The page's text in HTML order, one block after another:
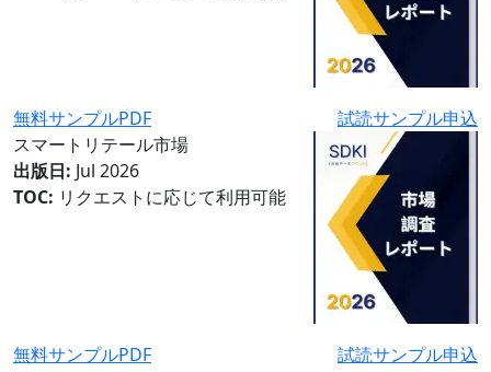
無料サンプルPDF
試読サンプル申込
スマートリテール市場
出版日: Jul 2026
TOC: リクエストに応じて利用可能
無料サンプルPDF 試読サンプル申込